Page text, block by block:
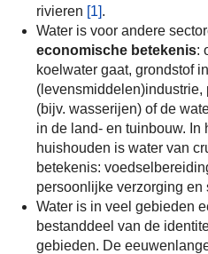
rivieren [1].
Water is voor andere
economische betekenis:
koelwater gaat, grondstof
(levensmiddelen)industrie,
(bijv. wasserijen) of de
in de land- en tuinbouw. In
huishouden is water van
betekenis:
persoonlijke verzorging en
Water is in veel gebieden
bestanddeel van de
gebieden. De